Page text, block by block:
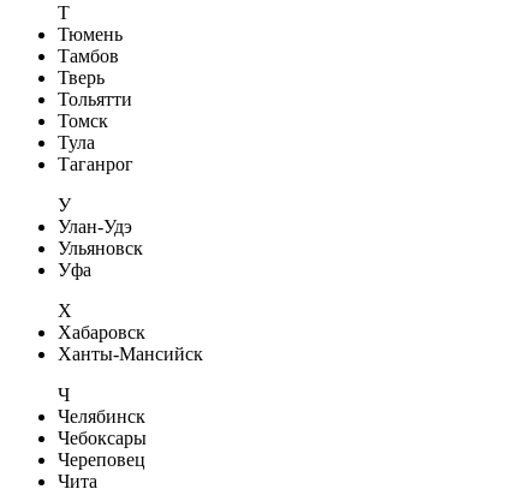
Т
Тюмень
Тамбов
Тверь
Тольятти
Томск
Тула
Таганрог
У
Улан-Удэ
Ульяновск
Уфа
Х
Хабаровск
Ханты-Мансийск
Ч
Челябинск
Чебоксары
Череповец
Чита